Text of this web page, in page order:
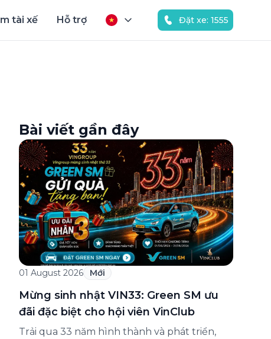
tài xế Hỗ trợ Đặt xe: 1555
Bài viết gần đây
01 August 2026 Mới
Mừng sinh nhật VIN33: Green SM ưu
đãi đặc biệt cho hội viên VinClub
Trải qua 33 năm hình thành và phát triển,